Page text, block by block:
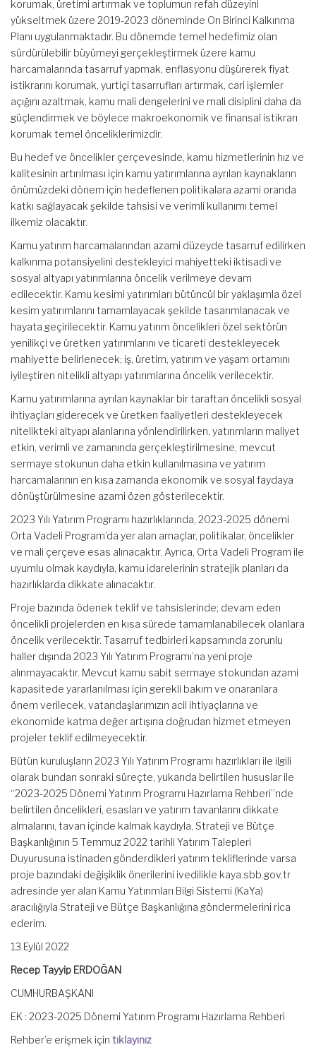
korumak, üretimi artırmak ve toplumun refah düzeyini
yükseltmek üzere 2019-2023 döneminde On Birinci Kalkınma
Planı uygulanmaktadır. Bu dönemde temel hedefimiz olan
sürdürülebilir büyümeyi gerçekleştirmek üzere kamu
harcamalarında tasarruf yapmak, enflasyonu düşürerek fiyat
istikrarını korumak, yurtiçi tasarrufları artırmak, cari işlemler
açığını azaltmak, kamu mali dengelerini ve mali disiplini daha da
güçlendirmek ve böylece makroekonomik ve finansal istikrarı
korumak temel önceliklerimizdir.
Bu hedef ve öncelikler çerçevesinde, kamu hizmetlerinin hız ve
kalitesinin artırılması için kamu yatırımlarına ayrılan kaynakların
önümüzdeki dönem için hedeflenen politikalara azami oranda
katkı sağlayacak şekilde tahsisi ve verimli kullanımı temel
ilkemiz olacaktır.
Kamu yatırım harcamalarından azami düzeyde tasarruf edilirken
kalkınma potansiyelini destekleyici mahiyetteki iktisadi ve
sosyal altyapı yatırımlarına öncelik verilmeye devam
edilecektir. Kamu kesimi yatırımları bütüncül bir yaklaşımla özel
kesim yatırımlarını tamamlayacak şekilde tasarımlanacak ve
hayata geçirilecektir. Kamu yatırım öncelikleri özel sektörün
yenilikçi ve üretken yatırımlarını ve ticareti destekleyecek
mahiyette belirlenecek; iş, üretim, yatırım ve yaşam ortamını
iyileştiren nitelikli altyapı yatırımlarına öncelik verilecektir.
Kamu yatırımlarına ayrılan kaynaklar bir taraftan öncelikli sosyal
ihtiyaçları giderecek ve üretken faaliyetleri destekleyecek
nitelikteki altyapı alanlarına yönlendirilirken, yatırımların maliyet
etkin, verimli ve zamanında gerçekleştirilmesine, mevcut
sermaye stokunun daha etkin kullanılmasına ve yatırım
harcamalarının en kısa zamanda ekonomik ve sosyal faydaya
dönüştürülmesine azami özen gösterilecektir.
2023 Yılı Yatırım Programı hazırlıklarında, 2023-2025 dönemi
Orta Vadeli Program’da yer alan amaçlar, politikalar, öncelikler
ve mali çerçeve esas alınacaktır. Ayrıca, Orta Vadeli Program ile
uyumlu olmak kaydıyla, kamu idarelerinin stratejik planları da
hazırlıklarda dikkate alınacaktır.
Proje bazında ödenek teklif ve tahsislerinde; devam eden
öncelikli projelerden en kısa sürede tamamlanabilecek olanlara
öncelik verilecektir. Tasarruf tedbirleri kapsamında zorunlu
haller dışında 2023 Yılı Yatırım Programı’na yeni proje
alınmayacaktır. Mevcut kamu sabit sermaye stokundan azami
kapasitede yararlanılması için gerekli bakım ve onaranlara
önem verilecek, vatandaşlarımızın acil ihtiyaçlarına ve
ekonomide katma değer artışına doğrudan hizmet etmeyen
projeler teklif edilmeyecektir.
Bütün kuruluşların 2023 Yılı Yatırım Programı hazırlıkları ile ilgili
olarak bundan sonraki süreçte, yukarıda belirtilen hususlar ile
“2023-2025 Dönemi Yatırım Programı Hazırlama Rehberi”nde
belirtilen öncelikleri, esasları ve yatırım tavanlarını dikkate
almalarını, tavan içinde kalmak kaydıyla, Strateji ve Bütçe
Başkanlığının 5 Temmuz 2022 tarihli Yatırım Talepleri
Duyurusuna istinaden gönderdikleri yatırım tekliflerinde varsa
proje bazındaki değişiklik önerilerini ivedilikle kaya.sbb.gov.tr
adresinde yer alan Kamu Yatırımları Bilgi Sistemi (KaYa)
aracılığıyla Strateji ve Bütçe Başkanlığına göndermelerini rica
ederim.
13 Eylül 2022
Recep Tayyip ERDOĞAN
CUMHURBAŞKANI
EK : 2023-2025 Dönemi Yatırım Programı Hazırlama Rehberi
Rehber’e erişmek için tıklayınız